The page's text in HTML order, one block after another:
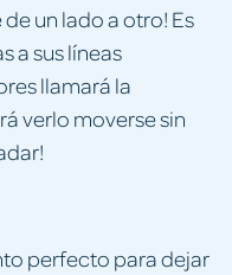
un lado a otro! Es
a sus líneas
llamará la
verlo moverse sin
perfecto para dejar